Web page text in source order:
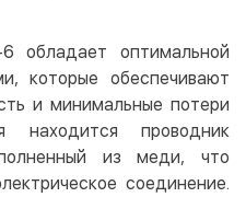
обладает оптимальной
которые обеспечивают
и минимальные потери
находится проводник
из меди, что
соединение.